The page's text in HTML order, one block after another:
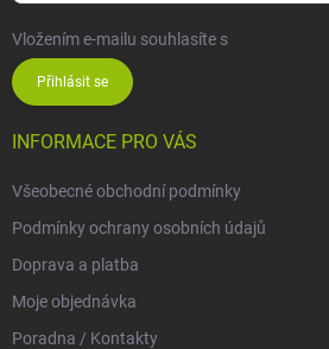
Vložením e-mailu souhlasíte s
Přihlásit se
INFORMACE PRO VÁS
Všeobecné obchodní podmínky
Podmínky ochrany osobních údajů
Doprava a platba
Moje objednávka
Poradna / Kontakty